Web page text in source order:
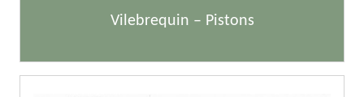
Vilebrequin – Pistons